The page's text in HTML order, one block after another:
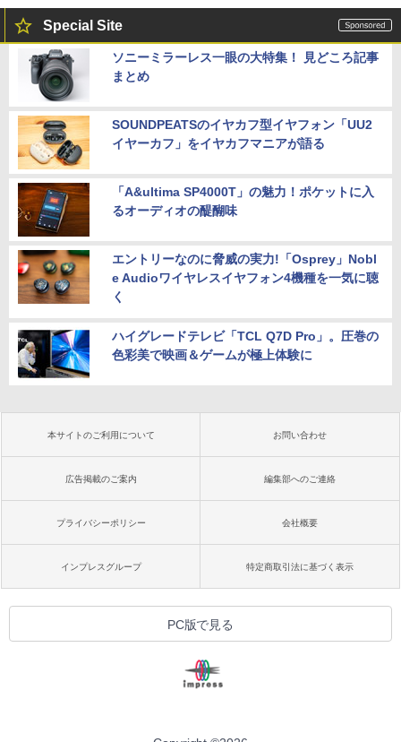
Special Site
ソニーミラーレス一眼の大特集！ 見どころ記事
まとめ
SOUNDPEATSのイヤカフ型イヤフォン「UU2
イヤーカフ」をイヤカフマニアが語る
「A&ultima SP4000T」の魅力！ポケットに入
るオーディオの醍醐味
エントリーなのに脅威の実力!「Osprey」Nobl
e Audioワイヤレスイヤフォン4機種を一気に聴
く
ハイグレードテレビ「TCL Q7D Pro」。圧巻の
色彩美で映画＆ゲームが極上体験に
本サイトのご利用について お問い合わせ
広告掲載のご案内 編集部へのご連絡
プライバシーポリシー 会社概要
インプレスグループ 特定商取引法に基づく表示
PC版で見る